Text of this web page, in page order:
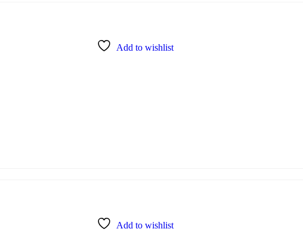
Add to wishlist
Add to wishlist